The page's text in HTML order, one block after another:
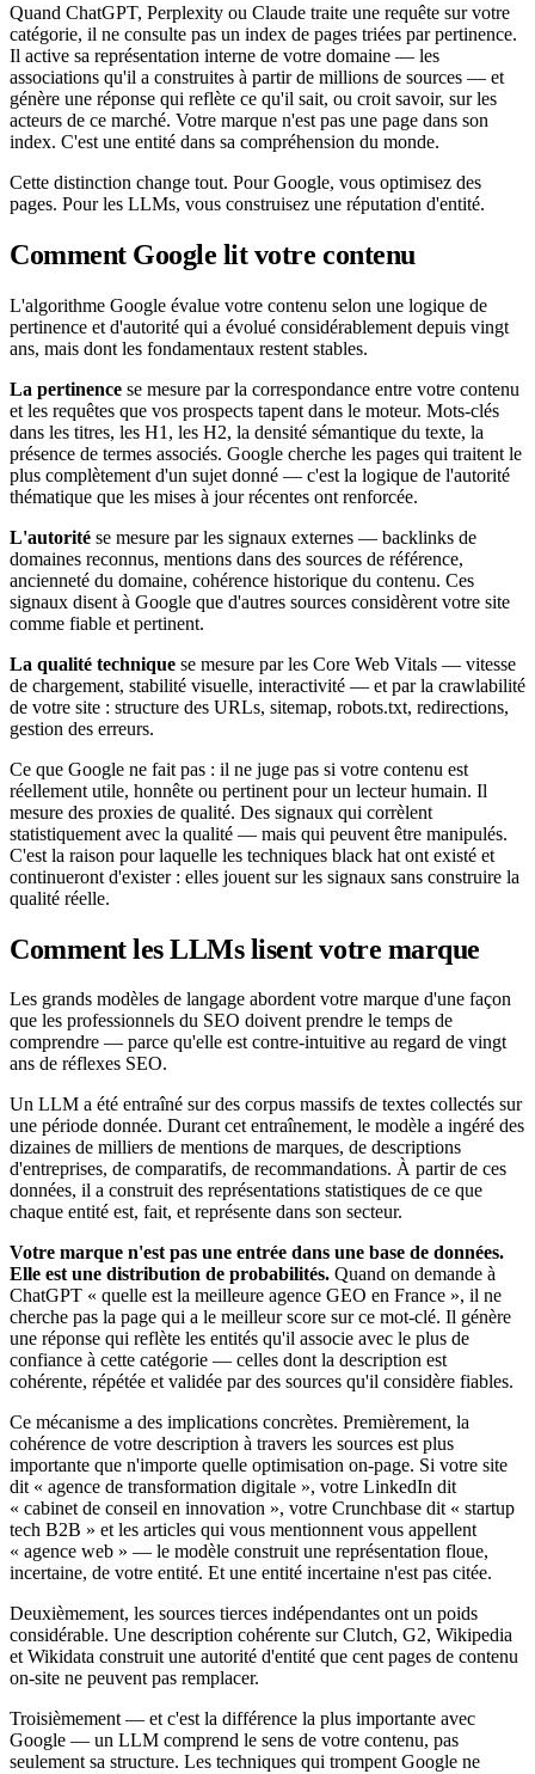
Quand ChatGPT, Perplexity ou Claude traite une requête sur votre
catégorie, il ne consulte pas un index de pages triées par pertinence.
Il active sa représentation interne de votre domaine — les
associations qu'il a construites à partir de millions de sources — et
génère une réponse qui reflète ce qu'il sait, ou croit savoir, sur les
acteurs de ce marché. Votre marque n'est pas une page dans son
index. C'est une entité dans sa compréhension du monde.
Cette distinction change tout. Pour Google, vous optimisez des
pages. Pour les LLMs, vous construisez une réputation d'entité.
Comment Google lit votre contenu
L'algorithme Google évalue votre contenu selon une logique de
pertinence et d'autorité qui a évolué considérablement depuis vingt
ans, mais dont les fondamentaux restent stables.
La pertinence se mesure par la correspondance entre votre contenu
et les requêtes que vos prospects tapent dans le moteur. Mots-clés
dans les titres, les H1, les H2, la densité sémantique du texte, la
présence de termes associés. Google cherche les pages qui traitent le
plus complètement d'un sujet donné — c'est la logique de l'autorité
thématique que les mises à jour récentes ont renforcée.
L'autorité se mesure par les signaux externes — backlinks de
domaines reconnus, mentions dans des sources de référence,
ancienneté du domaine, cohérence historique du contenu. Ces
signaux disent à Google que d'autres sources considèrent votre site
comme fiable et pertinent.
La qualité technique se mesure par les Core Web Vitals — vitesse
de chargement, stabilité visuelle, interactivité — et par la crawlabilité
de votre site : structure des URLs, sitemap, robots.txt, redirections,
gestion des erreurs.
Ce que Google ne fait pas : il ne juge pas si votre contenu est
réellement utile, honnête ou pertinent pour un lecteur humain. Il
mesure des proxies de qualité. Des signaux qui corrèlent
statistiquement avec la qualité — mais qui peuvent être manipulés.
C'est la raison pour laquelle les techniques black hat ont existé et
continueront d'exister : elles jouent sur les signaux sans construire la
qualité réelle.
Comment les LLMs lisent votre marque
Les grands modèles de langage abordent votre marque d'une façon
que les professionnels du SEO doivent prendre le temps de
comprendre — parce qu'elle est contre-intuitive au regard de vingt
ans de réflexes SEO.
Un LLM a été entraîné sur des corpus massifs de textes collectés sur
une période donnée. Durant cet entraînement, le modèle a ingéré des
dizaines de milliers de mentions de marques, de descriptions
d'entreprises, de comparatifs, de recommandations. À partir de ces
données, il a construit des représentations statistiques de ce que
chaque entité est, fait, et représente dans son secteur.
Votre marque n'est pas une entrée dans une base de données.
Elle est une distribution de probabilités. Quand on demande à
ChatGPT « quelle est la meilleure agence GEO en France », il ne
cherche pas la page qui a le meilleur score sur ce mot-clé. Il génère
une réponse qui reflète les entités qu'il associe avec le plus de
confiance à cette catégorie — celles dont la description est
cohérente, répétée et validée par des sources qu'il considère fiables.
Ce mécanisme a des implications concrètes. Premièrement, la
cohérence de votre description à travers les sources est plus
importante que n'importe quelle optimisation on-page. Si votre site
dit « agence de transformation digitale », votre LinkedIn dit
« cabinet de conseil en innovation », votre Crunchbase dit « startup
tech B2B » et les articles qui vous mentionnent vous appellent
« agence web » — le modèle construit une représentation floue,
incertaine, de votre entité. Et une entité incertaine n'est pas citée.
Deuxièmement, les sources tierces indépendantes ont un poids
considérable. Une description cohérente sur Clutch, G2, Wikipedia
et Wikidata construit une autorité d'entité que cent pages de contenu
on-site ne peuvent pas remplacer.
Troisièmement — et c'est la différence la plus importante avec
Google — un LLM comprend le sens de votre contenu, pas
seulement sa structure. Les techniques qui trompent Google ne